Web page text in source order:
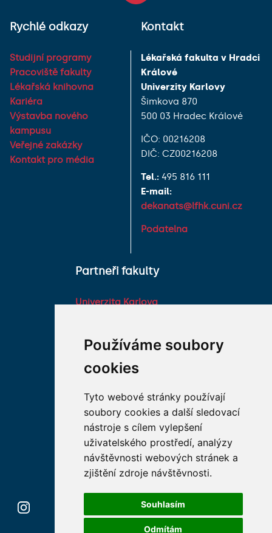
Používáme soubory
cookies
Tyto webové stránky používají
soubory cookies a další sledovací
nástroje s cílem vylepšení
uživatelského prostředí, analýzy
návštěvnosti webových stránek a
zjištění zdroje návštěvnosti.
Souhlasím
Odmítám
Rychlé odkazy
Studijní programy
Pracoviště fakulty
Lékařská knihovna
Kariéra
Výstavba nového
kampusu
Veřejné zakázky
Kontakt pro média
Kontakt
Lékařská fakulta v Hradci
Králové
Univerzity Karlovy
Šimkova 870
500 03 Hradec Králové
IČO: 00216208
DIČ: CZ00216208
Tel.: 495 816 111
E-mail:
dekanats@lfhk.cuni.cz
Podatelna
Partneři fakulty
Univerzita Karlova
Farmaceutická fakulta v
Hradci Králové Univerzity
Karlovy
Univerzity Obrany
Studentské spolky na LF
Asociace děkanů
lékařských fakult ČR